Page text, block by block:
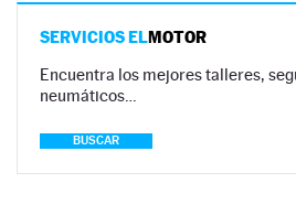
SERVICIOS ELMOTOR
Encuentra los mejores talleres,
neumáticos…
BUSCAR